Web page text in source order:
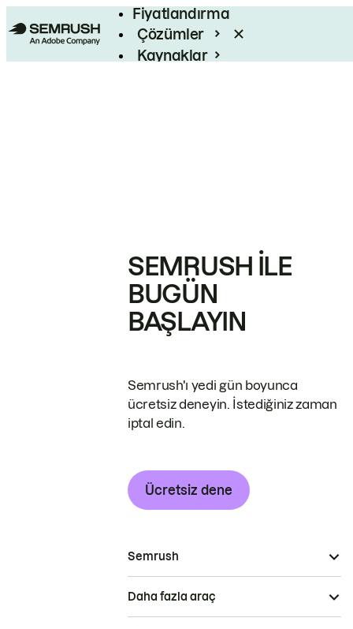
Fiyatlandırma
Çözümler
Kaynaklar
SEMRUSH ILE
BUGÜN
BAŞLAYIN
Semrush'ı yedi gün boyunca
ücretsiz deneyin. İstediğiniz zaman
iptal edin.
Ücretsiz dene
Semrush
Daha fazla araç